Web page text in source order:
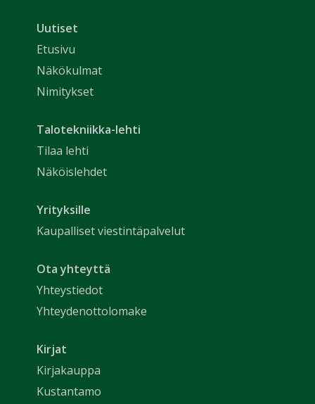
Uutiset
Etusivu
Näkökulmat
Nimitykset
Talotekniikka-lehti
Tilaa lehti
Näköislehdet
Yrityksille
Kaupalliset viestintäpalvelut
Ota yhteyttä
Yhteystiedot
Yhteydenottolomake
Kirjat
Kirjakauppa
Kustantamo